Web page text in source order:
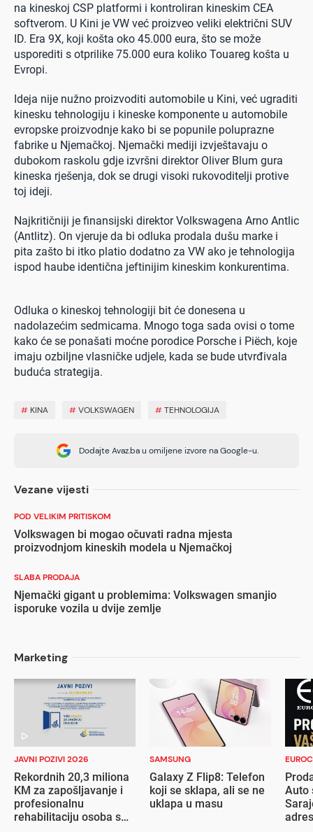
na kineskoj CSP platformi i kontroliran kineskim CEA
softverom. U Kini je VW već proizveo veliki električni SUV
ID. Era 9X, koji košta oko 45.000 eura, što se može
usporediti s otprilike 75.000 eura koliko Touareg košta u
Evropi.
Ideja nije nužno proizvoditi automobile u Kini, već ugraditi
kinesku tehnologiju i kineske komponente u automobile
evropske proizvodnje kako bi se popunile poluprazne
fabrike u Njemačkoj. Njemački mediji izvještavaju o
dubokom raskolu gdje izvršni direktor Oliver Blum gura
kineska rješenja, dok se drugi visoki rukovoditelji protive
toj ideji.
Najkritičniji je finansijski direktor Volkswagena Arno Antlic
(Antlitz). On vjeruje da bi odluka prodala dušu marke i
pita zašto bi itko platio dodatno za VW ako je tehnologija
ispod haube identična jeftinijim kineskim konkurentima.
Odluka o kineskoj tehnologiji bit će donesena u
nadolazećim sedmicama. Mnogo toga sada ovisi o tome
kako će se ponašati moćne porodice Porsche i Piëch, koje
imaju ozbiljne vlasničke udjele, kada se bude utvrđivala
buduća strategija.
# KINA #VOLKSWAGEN #TEHNOLOGIJA
Dodajte Avaz.ba u omiljene izvore na Google-u.
Vezane vijesti
POD VELIKIM PRITISKOM
Volkswagen bi mogao očuvati radna mjesta
proizvodnjom kineskih modela u Njemačkoj
SLABA PRODAJA
Njemački gigant u problemima: Volkswagen smanjio
isporuke vozila u dvije zemlje
Marketing
JAVNI POZIVI 2026
Rekordnih 20,3 miliona
KM za zapošljavanje i
profesionalnu
rehabilitaciju osoba s
SAMSUNG
Galaxy Z Flip8: Telefon
koji se sklapa, ali se ne
uklapa u masu
Auto